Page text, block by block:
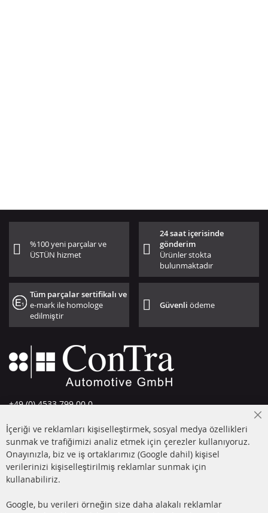
%100 yeni parçalar ve
ÜSTÜN hizmet
24 saat içerisinde
gönderim
Ürünler stokta
bulunmaktadır
Tüm parçalar sertifikalı ve
e-mark ile homologe
edilmiştir
Güvenliödeme
+49 (0) 4533 799 00 0
info@contra-automotive.de
facebook
instagram
HIZLI LİNKLER
(DPF)
MÜŞTERİ
İçeriği ve reklamları kişiselleştirmek, sosyal medya özellikleri
sunmak ve trafiğimizi analiz etmek için çerezler kullanıyoruz.
Onayınızla, biz ve iş ortaklarımız (Google dahil) kişisel
verilerinizi kişiselleştirilmiş reklamlar sunmak için
kullanabiliriz.
Google, bu verileri örneğin size daha alakalı reklamlar